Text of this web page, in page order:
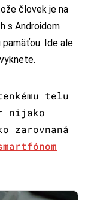
človek je na
s Androidom
pamäťou. Ide ale
telu
nijako
zarovnaná